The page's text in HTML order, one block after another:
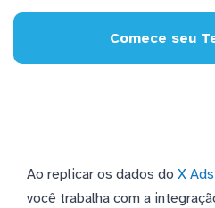
Comece seu
Ao replicar os dados do X Ads
você trabalha com a